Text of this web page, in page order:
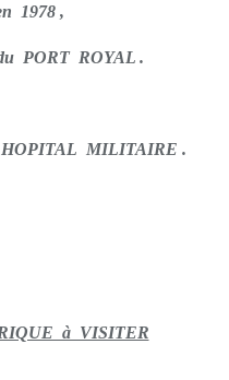
1978 ,
PORT ROYAL .
MILITAIRE .
à VISITER